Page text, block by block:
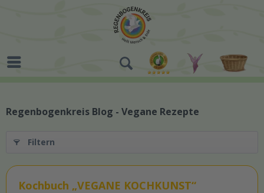
Regenbogenkreis Blog - Vegane Rezepte
Filtern
Kochbuch „VEGANE KOCHKUNST“